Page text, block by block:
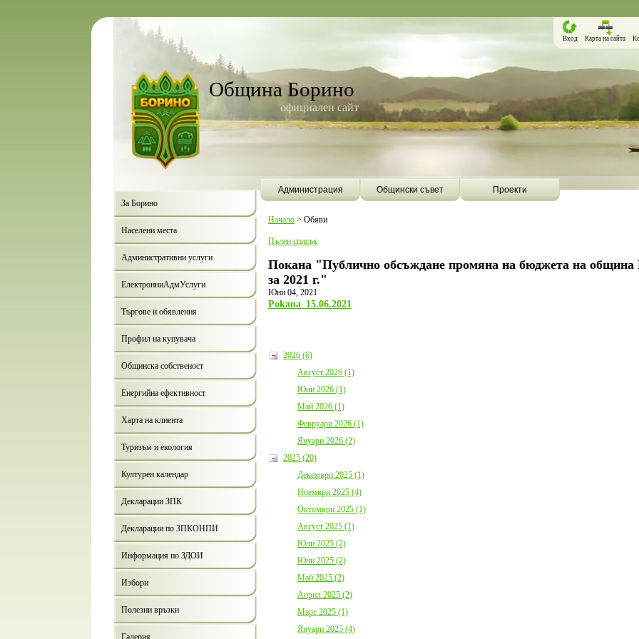
Община Борино
официален сайт
Вход Карта на сайта
Администрация Общински съвет
Проекти
За Борино
Населени места
Административни услуги
ЕлектронниАдмУслуги
Търгове и обявления
Профил на купувача
Общинска собственост
Енергийна ефективност
Харта на клиента
Туризъм и екология
Културен календар
Декларации ЗПК
Декларации по ЗПКОНПИ
Информация по ЗДОИ
Избори
Полезни връзки
Галерия
Начало > Обяви
Пълен списък
Покана "Публично обсъждане промяна на бюджета на община
за 2021 г."
Юни 04, 2021
Pokana_15.06.2021
2026 (6)
Август 2026 (1)
Юни 2026 (1)
Май 2026 (1)
Февруари 2026 (1)
Януари 2026 (2)
2025 (20)
Декември 2025 (1)
Ноември 2025 (4)
Октомври 2025 (1)
Август 2025 (1)
Юли 2025 (2)
Юни 2025 (2)
Май 2025 (2)
Април 2025 (2)
Март 2025 (1)
Януари 2025 (4)